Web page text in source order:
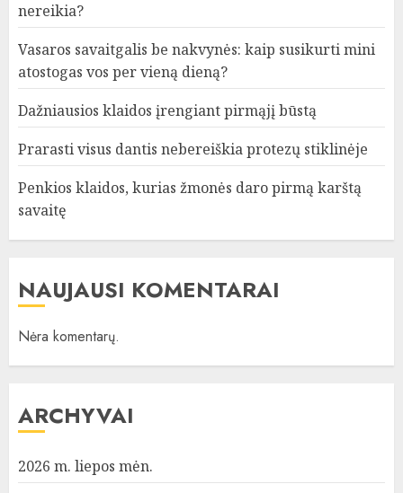
nereikia?
Vasaros savaitgalis be nakvynės: kaip susikurti mini
atostogas vos per vieną dieną?
Dažniausios klaidos įrengiant pirmąjį būstą
Prarasti visus dantis nebereiškia protezų stiklinėje
Penkios klaidos, kurias žmonės daro pirmą karštą
savaitę
NAUJAUSI KOMENTARAI
Nėra komentarų.
ARCHYVAI
2026 m. liepos mėn.